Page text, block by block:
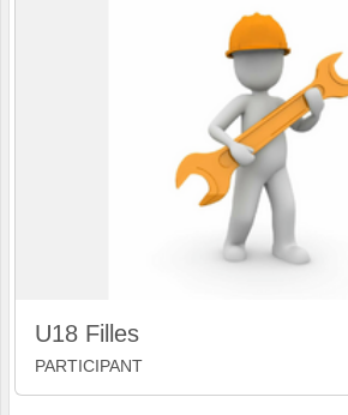
U18 Filles
PARTICIPANT